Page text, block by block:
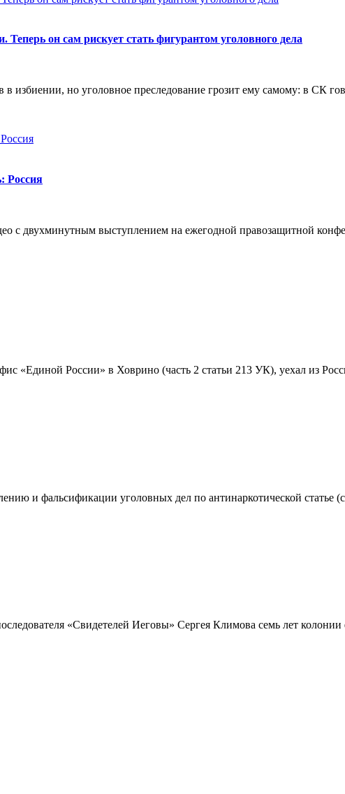
он сам рискует стать фигурантом уголовного дела
избиении, но уголовное преследование грозит ему самому: в СК
Россия
с двухминутным выступлением на ежегодной правозащитной
«Единой России» в Ховрино (часть 2 статьи 213 УК), уехал из
и фальсификации уголовных дел по антинаркотической статье
«Свидетелей Иеговы» Сергея Климова семь лет